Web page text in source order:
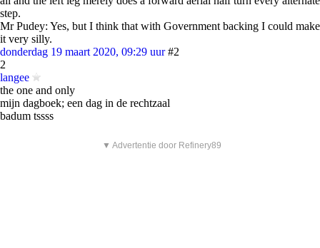
step.
Mr Pudey: Yes, but I think that with Government backing I could make
it very silly.
donderdag 19 maart 2020, 09:29 uur #2
2
langee
the one and only
mijn dagboek; een dag in de rechtzaal
badum tssss
▼ Advertentie door Refinery89